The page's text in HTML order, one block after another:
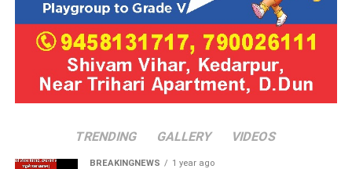
TRENDING GALLERY VIDEOS
BREAKINGNEWS 1 year ago